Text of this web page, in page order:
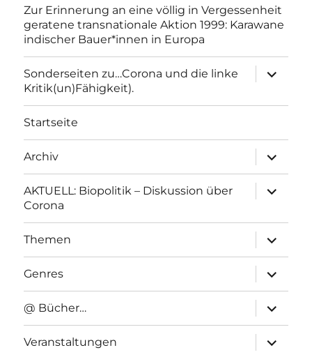
Zur Erinnerung an eine völlig in Vergessenheit
geratene transnationale Aktion 1999: Karawane
indischer Bauer*innen in Europa
Sonderseiten zu…Corona und die linke
Kritik(un)Fähigkeit).
anzeigen
Startseite
Archiv
anzeigen
AKTUELL: Biopolitik – Diskussion über
Corona
anzeigen
Themen
anzeigen
Genres
anzeigen
@ Bücher…
anzeigen
Veranstaltungen
anzeigen